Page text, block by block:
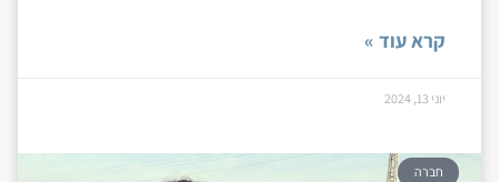
קרא עוד »
יוני 13, 2024
חברה